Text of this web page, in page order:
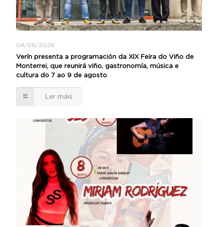
04/08/2026
Verín presenta a programación da XIX Feira do Viño de
Monterrei, que reunirá viño, gastronomía, música e
cultura do 7 ao 9 de agosto
Ler máis